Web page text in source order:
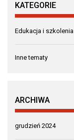
KATEGORIE
Edukacja i szkolenia
Inne tematy
ARCHIWA
grudzień 2024